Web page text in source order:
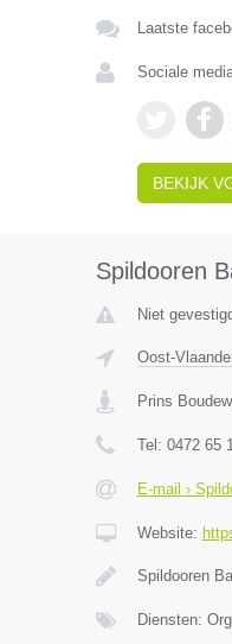
Laatste
Sociale
BEKIJK
Spildooren
Niet
Oost-
Prins
Tel: 0472 65
E-mail ›
Website:
Spildooren
Diensten: